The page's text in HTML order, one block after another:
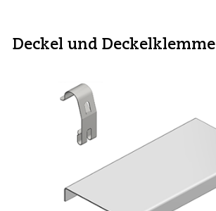
Deckel und Deckelklemme